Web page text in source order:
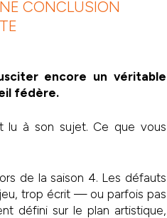
CONCLUSION
encore un véritable
fédère.
lu à son sujet. Ce que vous
de la saison 4. Les défauts
trop écrit — ou parfois pas
défini sur le plan artistique,